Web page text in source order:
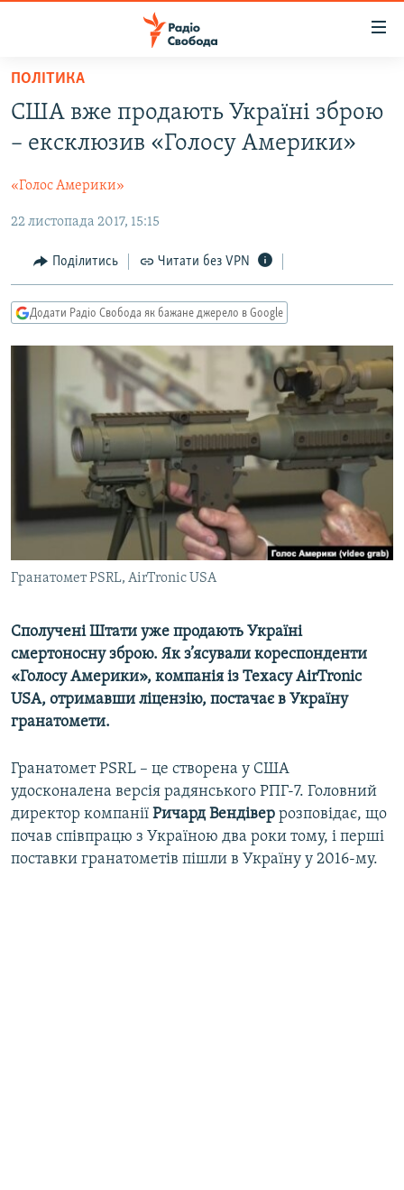
Перейти
основного
матеріалу
до
навігації
Перейти
пошуку
ПОЛІТИКА
ЕКОНОМІКА
СУСПІЛЬСТВО
СПОРТ
ВІЙНА
РОСІЙСЬКА «ФІЛЬТРАЦІЯ»
ДОНБАС.РЕАЛІЇ
КРИМ.РЕАЛІЇ
ТИ ЯК?
КИТАЙ.ВИКЛИКИ
МУЛЬТИМЕДІА
СПЕЦПРОЄКТИ
ПОДКАСТИ
РУС
УКР
КТАТ
ДОЛУЧАЙСЯ!
Усі сайти RFE/RL
ПОЛІТИКА
США вже продають Україні зброю
– ексклюзив «Голосу Америки»
«Голос Америки»
22 листопада 2017, 15:15
Поділитись Читати без VPN
Додати Радіо Свобода як бажане джерело в Google
Гранатомет PSRL, AirTronic USA
Сполучені Штати уже продають Україні
смертоносну зброю. Як з’ясували кореспонденти
«Голосу Америки», компанія із Техасу AirTronic
USA, отримавши ліцензію, постачає в Україну
гранатомети.
​Гранатомет PSRL – це створена у США
удосконалена версія радянського РПГ-7. Головний
директор компанії Ричард Вендівер розповідає, що
почав співпрацю з Україною два роки тому, і перші
поставки гранатометів пішли в Україну у 2016-му.